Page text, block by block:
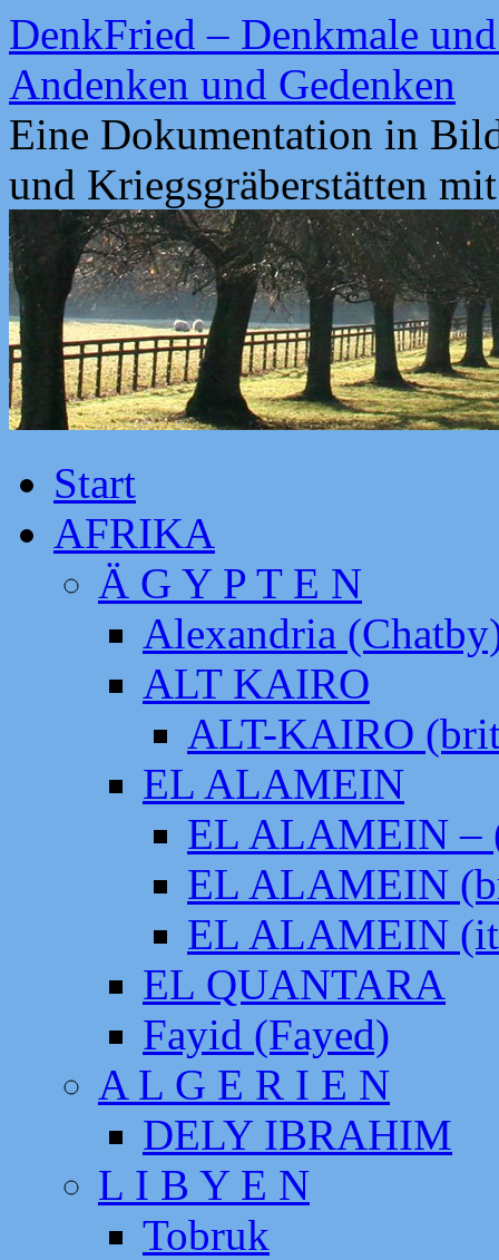
Zum
Inhalt
springen
DenkFried – Denkmale
Andenken und Gedenken
Eine Dokumentation in
und Kriegsgräberstätten
Start
AFRIKA
Ä G Y P T E N
Alexandria
ALT KAIRO
ALT-KAIRO
EL ALAMEIN
EL ALAMEIN –
EL ALAMEIN
EL ALAMEIN
EL QUANTARA
Fayid (Fayed)
A L G E R I E N
DELY IBRAHIM
L I B Y E N
Tobruk